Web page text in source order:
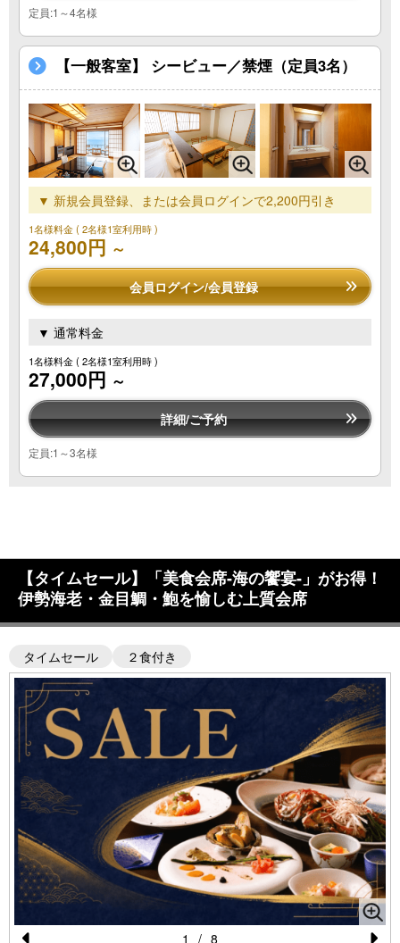
定員:1～4名様
【一般客室】 シービュー／禁煙（定員3名）
▼ 新規会員登録、または会員ログインで2,200円引き
1名様料金( 2名様1室利用時 )
24,800円 ～
会員ログイン/会員登録
▼ 通常料金
1名様料金( 2名様1室利用時 )
27,000円 ～
詳細/ご予約
定員:1～3名様
【タイムセール】「美食会席-海の饗宴-」がお得！
伊勢海老・金目鯛・鮑を愉しむ上質会席
タイムセール ２食付き
1 / 8